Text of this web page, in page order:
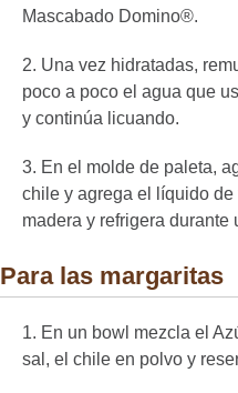
Mascabado Domino®.
Una vez hidratadas,
poco a poco el agua que
y continúa licuando.
En el molde de paleta,
chile y agrega el líquido
madera y refrigera durante
Para las margaritas
En un bowl mezcla el
sal, el chile en polvo y